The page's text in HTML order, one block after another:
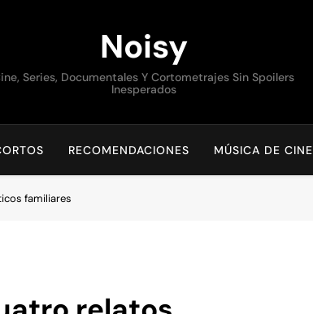
Noisy
Series, Documentales Y Cortometrajes Sin Spoilers
Inesperados
RECOMENDACIONES MÚSICA DE CINE
familiares